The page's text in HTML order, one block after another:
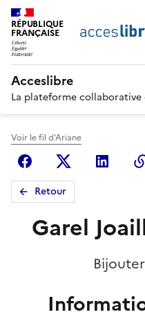
RÉPUBLIQUE
FRANÇAISE
Acceslibre
La plateforme collaborative
Voir le fil d'Ariane
FacebookX
Retour
Garel